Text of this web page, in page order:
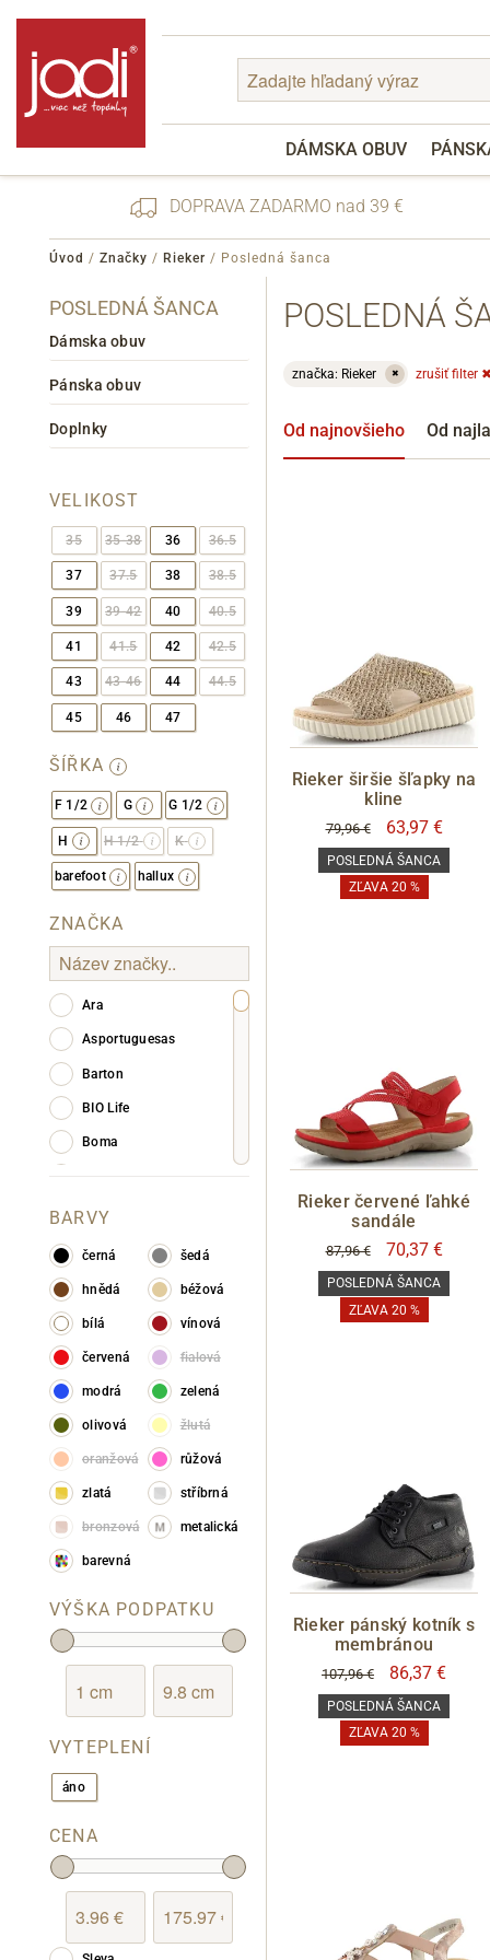
DÁMSKA OBUV
Zabudnuté heslo
Informace o
DOPRAVA ZADARMO nad 39 €
Úvod / Značky / Rieker / Posledná šanca
POSLEDNÁ
POSLEDNÁ ŠANCA
Dámska obuv
Pánska obuv
Doplnky
VELIKOST
35 35-38 36 36.5
37 37.5 38 38.5
39 39-42 40 40.5
41 41.5 42 42.5
43 43-46 44 44.5
45 46 47
ŠÍŘKA
F 1/2 G G 1/2
H H 1/2 K
barefoot hallux
ZNAČKA
Ara
Asportuguesas
Barton
BIO Life
Boma
Camper
Elega by Dana M.
Hispanitas
Ipanema
Jana
Josef Seibel
Kacper
Klondike
Legero
Looke
Marila
BARVY
černá šedá
hnědá béžová
bílá vínová
červená fialová
modrá zelená
olivová žlutá
oranžová růžová
zlatá stříbrná
bronzová metalická
barevná
VÝŠKA PODPATKU
VYTEPLENÍ
áno
CENA
značka: Rieker ✖ zrušiť filter ✖
Od najnovšieho Od
Rieker širšie šľapky na
kline
79,96 € 63,97 €
POSLEDNÁ ŠANCA
ZĽAVA 20 %
Rieker červené ľahké
sandále
87,96 € 70,37 €
POSLEDNÁ ŠANCA
ZĽAVA 20 %
Rieker pánský kotník s
membránou
107,96 € 86,37 €
POSLEDNÁ ŠANCA
ZĽAVA 20 %